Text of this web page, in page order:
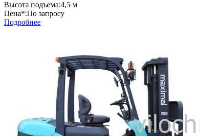
Высота подъема:4,5 м
Цена*:По запросу
Подробнее